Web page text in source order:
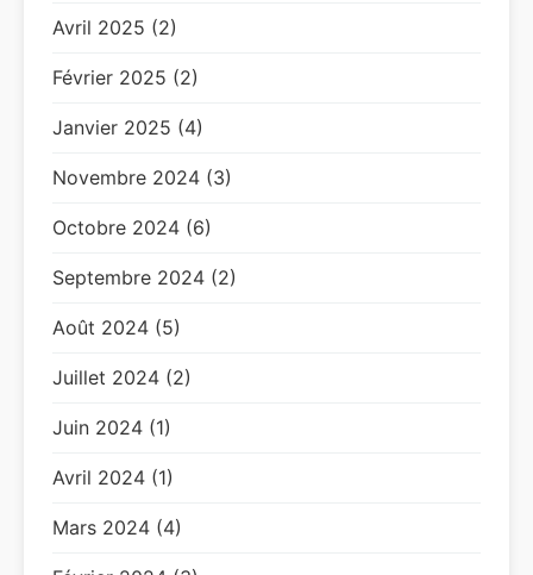
Avril 2025 (2)
Février 2025 (2)
Janvier 2025 (4)
Novembre 2024 (3)
Octobre 2024 (6)
Septembre 2024 (2)
Août 2024 (5)
Juillet 2024 (2)
Juin 2024 (1)
Avril 2024 (1)
Mars 2024 (4)